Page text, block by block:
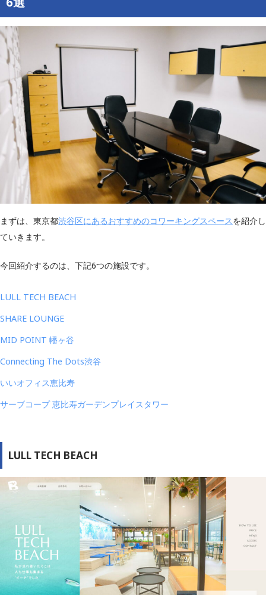
まずは、東京都渋谷区にあるおすすめのコワーキングスペースを紹介し
ていきます。
今回紹介するのは、下記6つの施設です。
LULL TECH BEACH
SHARE LOUNGE
MID POINT 幡ヶ谷
Connecting The Dots渋谷
いいオフィス恵比寿
サーブコープ 恵比寿ガーデンプレイスタワー
LULL TECH BEACH